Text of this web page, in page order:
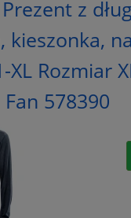
z
kieszonka,
XL Rozmiar
Fan 578390